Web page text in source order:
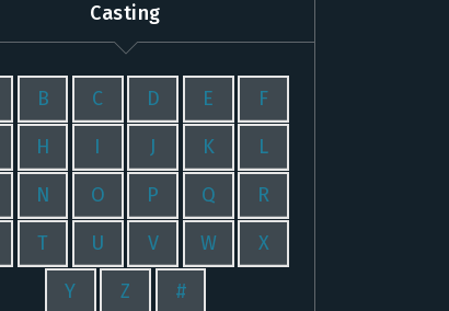
Casting
B C D E F
H I J K L
N O P Q R
T U V W X
Y Z #